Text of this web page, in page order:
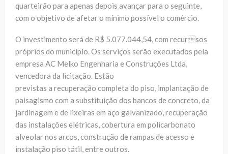
quarteirão para apenas depois avançar para o seguinte,
com o objetivo de afetar o mínimo possível o comércio.
O investimento será de R$ 5.077.044,54, com recursos
próprios do município. Os serviços serão executados pela
empresa AC Melko Engenharia e Construções Ltda,
vencedora da licitação. Estão
previstas a recuperação completa do piso, implantação de
paisagismo com a substituição dos bancos de concreto, da
jardinagem e de lixeiras em aço galvanizado, recuperação
das instalações elétricas, cobertura em policarbonato
alveolar nos arcos, construção de rampas de acesso e
instalação piso tátil, entre outros.